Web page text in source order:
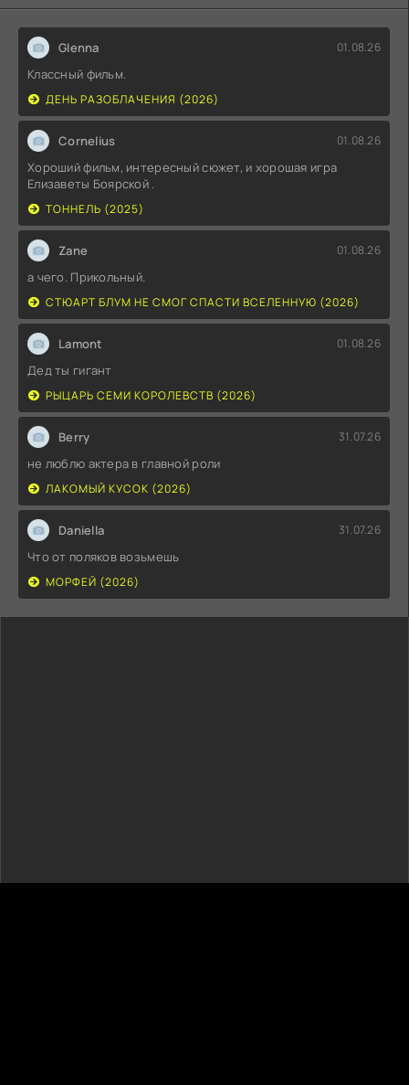
Glenna 01.08.26
Классный фильм.
ДЕНЬ РАЗОБЛАЧЕНИЯ (2026)
Cornelius 01.08.26
Хороший фильм, интересный сюжет, и хорошая игра
Елизаветы Боярской .
ТОННЕЛЬ (2025)
Zane 01.08.26
а чего. Прикольный.
СТЮАРТ БЛУМ НЕ СМОГ СПАСТИ ВСЕЛЕННУЮ (2026)
Lamont 01.08.26
Дед ты гигант
РЫЦАРЬ СЕМИ КОРОЛЕВСТВ (2026)
Berry 31.07.26
не люблю актера в главной роли
ЛАКОМЫЙ КУСОК (2026)
Daniella 31.07.26
Что от поляков возьмешь
МОРФЕЙ (2026)